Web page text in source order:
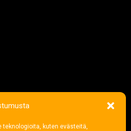
teknologioita, kuten evästeitä,